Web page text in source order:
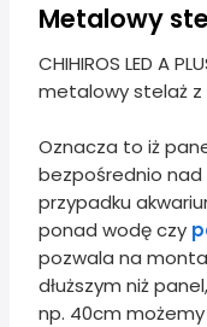
Metalowy
CHIHIROS LED A
metalowy stelaż z
Oznacza to iż
bezpośrednio nad
przypadku
ponad wodę czy
pozwala na
dłuższym niż
np. 40cm